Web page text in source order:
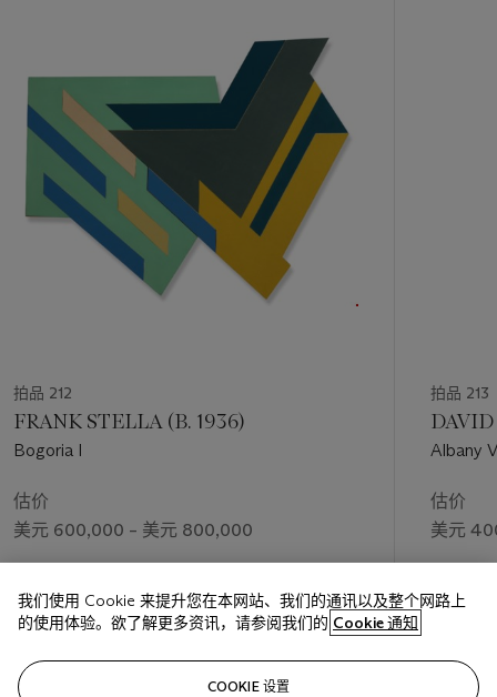
个
拍品 212
FRANK STELLA (B. 1936)
Bogoria I
估价
美元 600,000 – 美元 800,000
拍品 213
Albany
估价
美元
美元
我们使用 Cookie 来提升您在本网站、我们的通讯以及整个网路上
的使用体验。欲了解更多资讯，请参阅我们的 Cookie 通知
COOKIE 设置